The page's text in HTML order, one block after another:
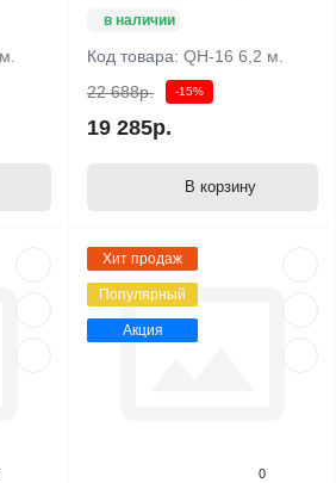
в наличии
Код товара: QH-16 6,2 м.
22 688р.
-15%
19 285р.
В корзину
Хит продаж
Популярный
Акция
0